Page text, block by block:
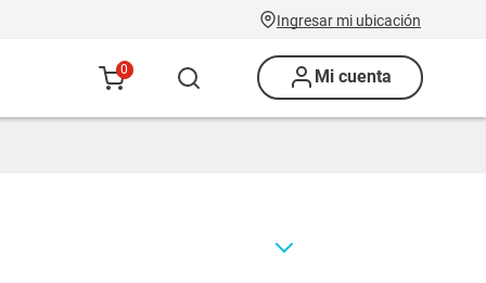
Ingresar mi ubicación
0 Mi cuenta